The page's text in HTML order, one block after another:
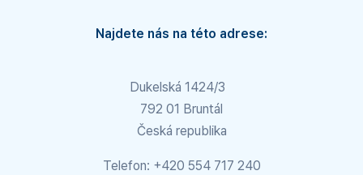
Najdete nás na této adrese:
Dukelská 1424/3
792 01 Bruntál
Česká republika
Telefon: +420 554 717 240